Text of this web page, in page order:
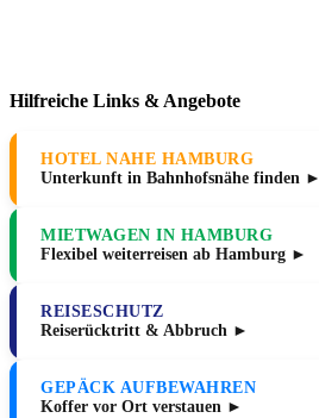
Hilfreiche Links & Angebote
HOTEL NAHE HAMBURG
Unterkunft in Bahnhofsnähe finden ►
MIETWAGEN IN HAMBURG
Flexibel weiterreisen ab Hamburg ►
REISESCHUTZ
Reiserücktritt & Abbruch ►
GEPÄCK AUFBEWAHREN
Koffer vor Ort verstauen ►